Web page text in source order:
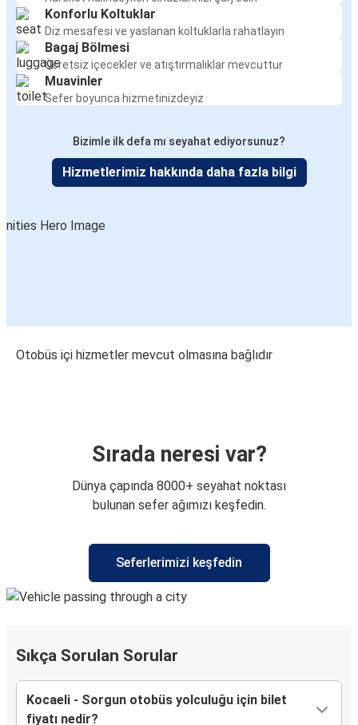
Konforlu Koltuklar
Diz mesafesi ve yaslanan koltuklarla rahatlayın
Bagaj Bölmesi
Ücretsiz içecekler ve atıştırmalıklar mevcuttur
Muavinler
Sefer boyunca hizmetinizdeyiz
Bizimle ilk defa mı seyahat ediyorsunuz?
Hizmetlerimiz hakkında daha fazla bilgi
Otobüs içi hizmetler mevcut olmasına bağlıdır
Sırada neresi var?
Dünya çapında 8000+ seyahat noktası
bulunan sefer ağımızı keşfedin.
Seferlerimizi keşfedin
Sıkça Sorulan Sorular
Kocaeli - Sorgun otobüs yolculuğu için bilet
fiyatı nedir?